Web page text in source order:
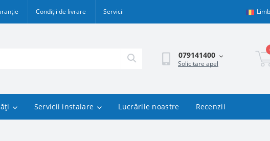
Condiții de livrare Servicii
079141400
Solicitare apel
Servicii instalare Lucrările noastre Recenzii